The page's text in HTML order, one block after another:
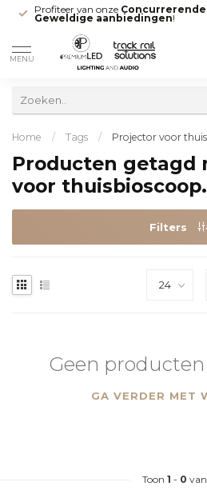
Profiteer van onze
Geweldige aanbiedingen!
MENU
Home / Tags / Projector voor
Producten getagd
voor thuisbioscoop.
Filters
Geen
GA VERDER MET
Toon 1 - 0